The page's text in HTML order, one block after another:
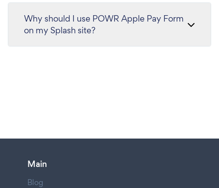
Why should I use POWR Apple Pay Form
on my Splash site?
Main
Blog